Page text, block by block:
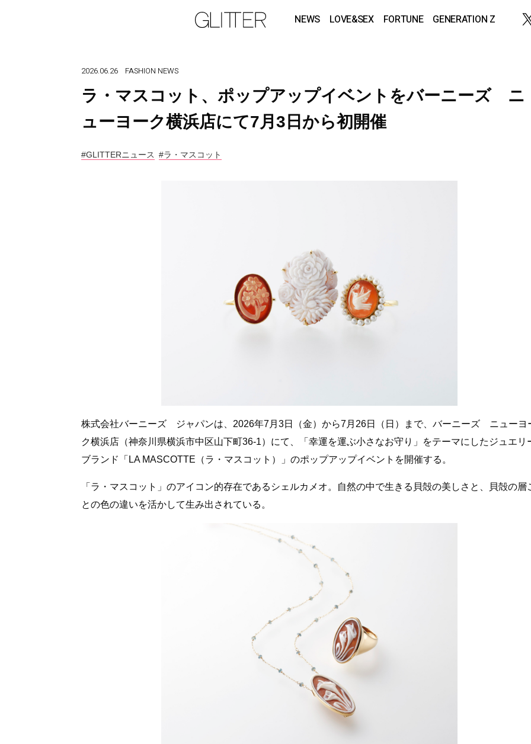
NEWS LOVE&SEX FORTUNE GENERATION Z
2026.06.26 FASHION NEWS
ラ・マスコット、ポップアップイベントをバーニーズ ニ
ューヨーク横浜店にて7月3日から初開催
#GLITTERニュース #ラ・マスコット
株式会社バーニーズ ジャパンは、2026年7月3日（金）から7月26日（日）まで、バーニーズ ニューヨ
ク横浜店（神奈川県横浜市中区山下町36-1）にて、「幸運を運ぶ小さなお守り」をテーマにしたジュエリ
ブランド「LA MASCOTTE（ラ・マスコット）」のポップアップイベントを開催する。
「ラ・マスコット」のアイコン的存在であるシェルカメオ。自然の中で生きる貝殻の美しさと、貝殻の層
との色の違いを活かして生み出されている。